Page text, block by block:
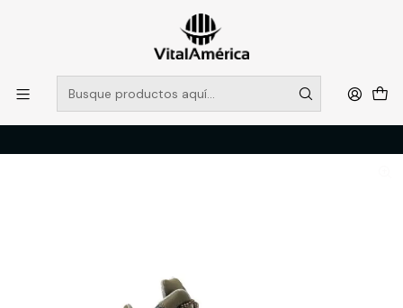
POR SISTEMA FRONTAL SOLO RETIROS EN TIENDA, DESDE
MUCHAS GRACIAS +569 5956 2237
Leer más
CALZADO
ZAPATOS DE SEGURIDAD
CALZADO DE SEGURIDAD QUEBEC 670 44